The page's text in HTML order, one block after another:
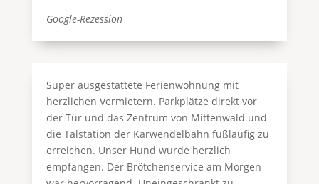
Google-Rezession
Super ausgestattete Ferienwohnung mit
herzlichen Vermietern. Parkplätze direkt vor
der Tür und das Zentrum von Mittenwald und
die Talstation der Karwendelbahn fußläufig zu
erreichen. Unser Hund wurde herzlich
empfangen. Der Brötchenservice am Morgen